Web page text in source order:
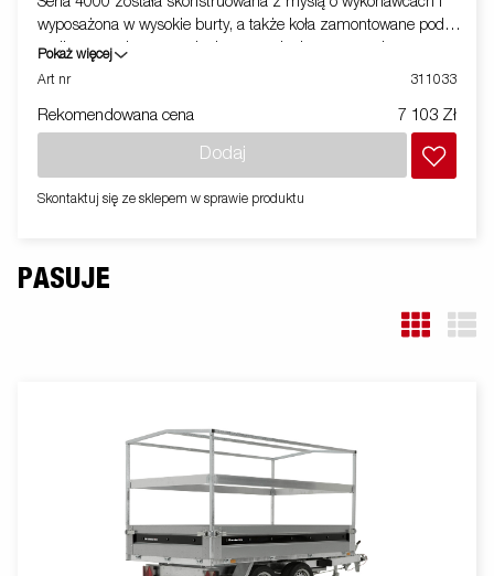
wyposażona w wysokie burty, a także koła zamontowane pod
podłogą w celu zapewnienia optymalnej przestrzeni
ładunkowej. Uchwyty mocujące na stalowym profilu dają
otwierane, wykonane z wysokiej jakości stali zwiększają
Zdjęcia są zdjęciami poglądowymi i mogą przedstawiać
Pokaż więcej
Art nr
311033
Rekomendowana cena 7 103 Zł
Dodaj
Skontaktuj się ze sklepem w sprawie produktu
PASUJE